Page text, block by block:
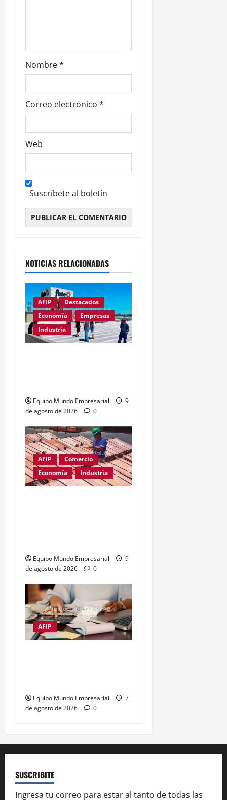
a
d
a
s
Nombre*
Correo electrónico *
Web
Suscríbete al boletín
NOTICIAS RELACIONADAS
AFIP
Destacados
Economía
Empresas
Industria
Equipo Mundo Empresarial
9
de agosto de 2026
0
AFIP
Comercio
Economía
Industria
Equipo Mundo Empresarial
9
de agosto de 2026
0
AFIP
Equipo Mundo Empresarial
7
de agosto de 2026
0
SUSCRIBITE
Ingresa tu correo para estar al tanto de todas las